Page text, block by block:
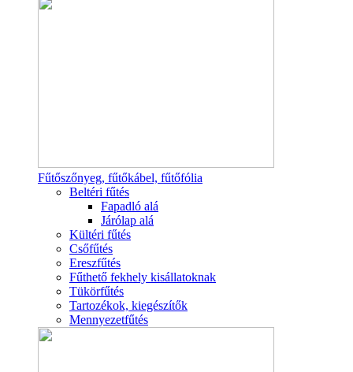
Fűtőszőnyeg, fűtőkábel, fűtőfólia
Beltéri fűtés
Fapadló alá
Járólap alá
Kültéri fűtés
Csőfűtés
Ereszfűtés
Fűthető fekhely kisállatoknak
Tükörfűtés
Tartozékok, kiegészítők
Mennyezetfűtés